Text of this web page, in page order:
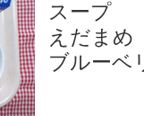
スープ
えだまめ
ブルーベ